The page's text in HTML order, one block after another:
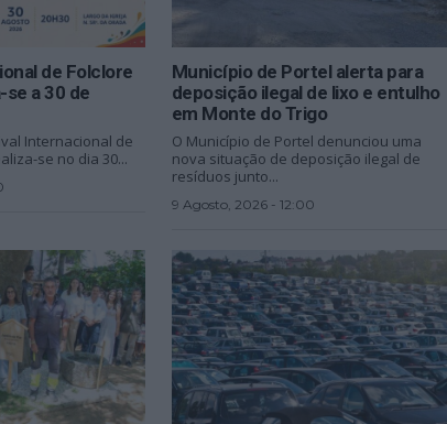
de Folclore
se a 30 de
Internacional de
se no dia 30...
Município de Portel alerta para
deposição ilegal de lixo e entulho
em Monte do Trigo
O Município de Portel denunciou uma
nova situação de deposição ilegal de
resíduos junto...
9 Agosto, 2026 - 12:00